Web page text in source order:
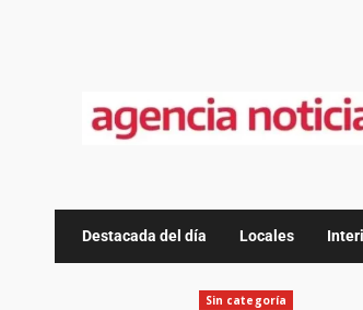
Destacada del día Locales
Sin categoría